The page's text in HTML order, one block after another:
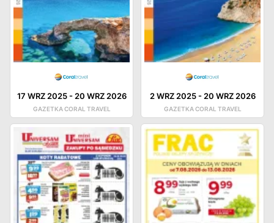
17 WRZ 2025-20 WRZ 2026
GAZETKA CORAL TRAVEL
2 WRZ 2025-20 WRZ 2026
GAZETKA CORAL TRAVEL